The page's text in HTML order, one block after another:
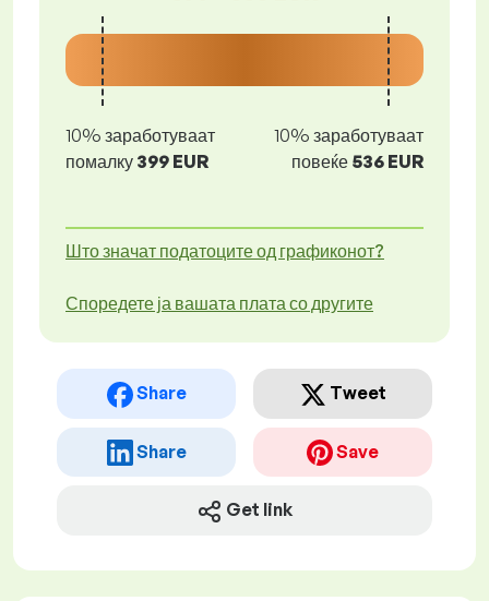
10% заработуваат
помалку 399 EUR
10% заработуваат
повеќе 536 EUR
Што значат податоците од графиконот?
Споредете ја вашата плата со другите
Share Tweet
Share Save
Get link